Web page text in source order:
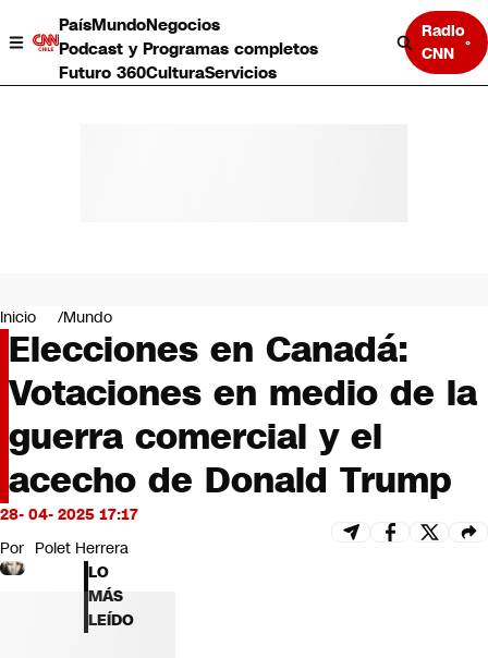
PaísMundoNegocios
Podcast y Programas completos
Futuro 360CulturaServicios
Radio
CNN
Negocios
Deportes
Programas completos
Cultura
Servicios
Bits
CNN Data
CNN tiempo
Futuro 360
Inicio Mundo
Elecciones en Canadá:
Votaciones en medio de la
guerra comercial y el
acecho de Donald Trump
28- 04- 2025 17:17
Por Polet Herrera
LO
MÁS
LEÍDO